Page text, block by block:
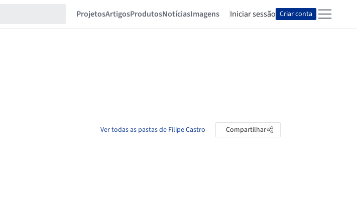
ProjetosArtigosProdutosNotíciasImagens Iniciar sessão Criar conta
Ver todas as pastas de Filipe Castro Compartilhar